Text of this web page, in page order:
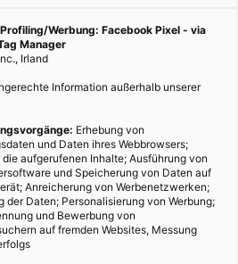
Werbung: Facebook Pixel - via
Manager
Irland
Information außerhalb unserer
Erhebung von
und Daten ihres Webbrowsers;
die aufgerufenen Inhalte; Ausführung von
und Speicherung von Daten auf
Anreicherung von Werbenetzwerken;
der Daten; Personalisierung von Werbung;
und Bewerbung von
auf fremden Websites, Messung